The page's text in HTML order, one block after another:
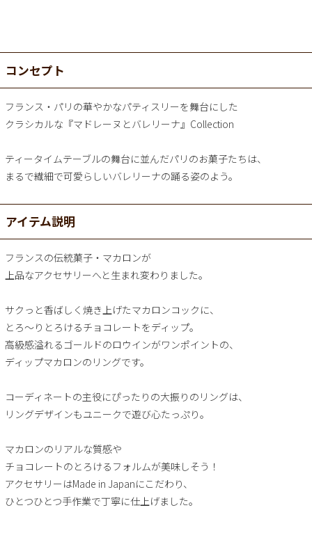
コンセプト
フランス・パリの華やかなパティスリーを舞台にした
クラシカルな『マドレーヌとバレリーナ』Collection
ティータイムテーブルの舞台に並んだパリのお菓子たちは、
まるで繊細で可愛らしいバレリーナの踊る姿のよう。
アイテム説明
フランスの伝統菓子・マカロンが
上品なアクセサリーへと生まれ変わりました。
サクっと香ばしく焼き上げたマカロンコックに、
とろ～りとろけるチョコレートをディップ。
高級感溢れるゴールドのロウインがワンポイントの、
ディップマカロンのリングです。
コーディネートの主役にぴったりの大振りのリングは、
リングデザインもユニークで遊び心たっぷり。
マカロンのリアルな質感や
チョコレートのとろけるフォルムが美味しそう！
アクセサリーはMade in Japanにこだわり、
ひとつひとつ手作業で丁寧に仕上げました。